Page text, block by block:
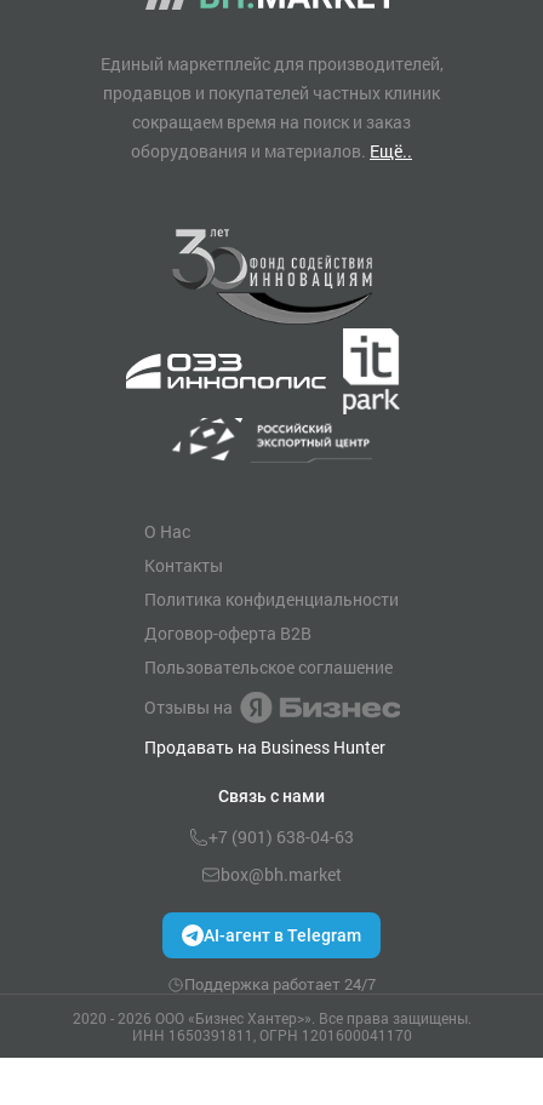
Единый маркетплейс для производителей,
продавцов и покупателей частных клиник
сокращаем время на поиск и заказ
оборудования и материалов. Ещё..
О Нас
Контакты
Политика конфиденциальности
Договор-оферта B2B
Пользовательское соглашение
Отзывы на
Продавать на Business Hunter
Связь с нами
+7 (901) 638-04-63
box@bh.market
AI-агент в Telegram
Поддержка работает 24/7
2020 - 2026 ООО «Бизнес Хантер>». Все права защищены.
ИНН 1650391811, ОГРН 1201600041170